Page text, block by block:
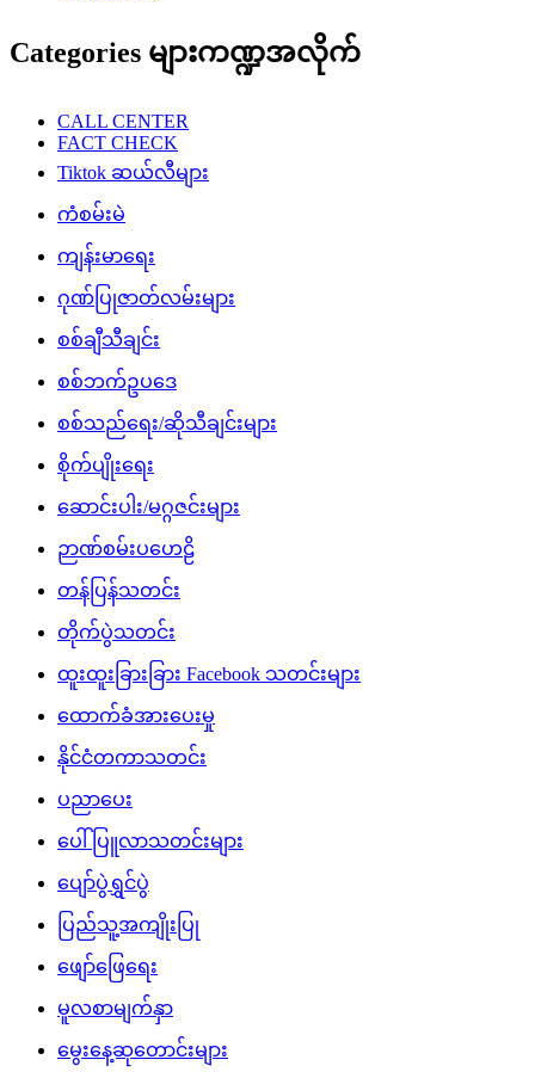
Categories များကဏ္ဍအလိုက်
CALL CENTER
FACT CHECK
Tiktok ဆယ်လီများ
ကံစမ်းမဲ
ကျန်းမာရေး
ဂုဏ်ပြုဇာတ်လမ်းများ
စစ်ချီသီချင်း
စစ်ဘက်ဥပဒေ
စစ်သည်ရေး/ဆိုသီချင်းများ
စိုက်ပျိုးရေး
ဆောင်းပါး/မဂ္ဂဇင်းများ
ဉာဏ်စမ်းပဟေဠိ
တန်ပြန်သတင်း
တိုက်ပွဲသတင်း
ထူးထူးခြားခြား Facebook သတင်းများ
ထောက်ခံအားပေးမှု
နိုင်ငံတကာသတင်း
ပညာပေး
ပေါ်ပြူလာသတင်းများ
ပျော်ပွဲရွှင်ပွဲ
ပြည်သူ့အကျိုးပြု
ဖျော်ဖြေရေး
မူလစာမျက်နှာ
မွေးနေ့ဆုတောင်းများ